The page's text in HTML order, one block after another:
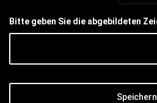
Bitte geben Sie die abgebildeten
Speichern